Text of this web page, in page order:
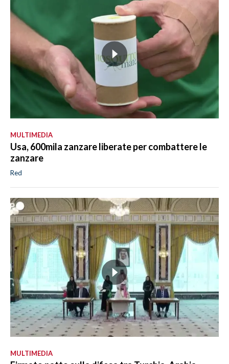
MULTIMEDIA
Usa, 600mila zanzare liberate per combattere le
zanzare
Red
MULTIMEDIA